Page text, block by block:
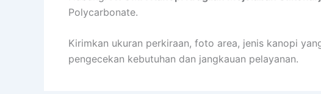
Polycarbonate.
Kirimkan ukuran perkiraan, foto area, jenis kanopi
pengecekan kebutuhan dan jangkauan pelayanan.